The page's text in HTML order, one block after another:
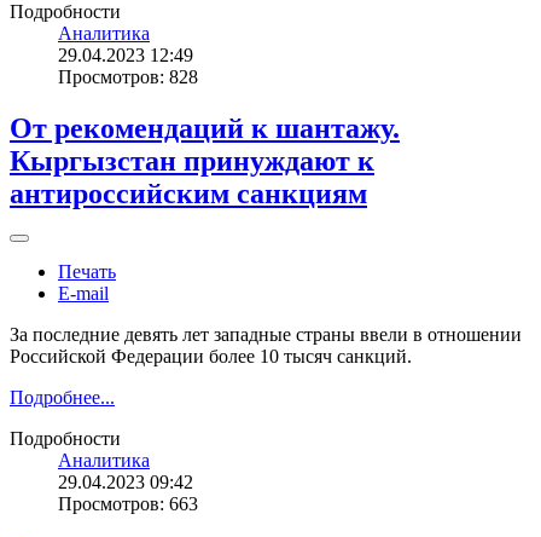
Подробности
Аналитика
29.04.2023 12:49
Просмотров: 828
От рекомендаций к шантажу.
Кыргызстан принуждают к
антироссийским санкциям
Печать
E-mail
За последние девять лет западные страны ввели в отношении
Российской Федерации более 10 тысяч санкций.
Подробнее...
Подробности
Аналитика
29.04.2023 09:42
Просмотров: 663